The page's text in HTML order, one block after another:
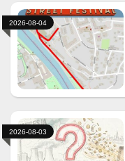
2026-08-04
2026-08-03